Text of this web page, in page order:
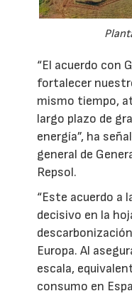
“El acuerdo con
fortalecer
mismo tiempo,
largo plazo de
energía”, ha
general de
Repsol.
“Este acuerdo a
decisivo en la
Europa. Al
escala,
consumo en